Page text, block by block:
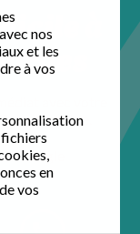
nos
et les
à vos
en
vos
à
impeccable.
Google